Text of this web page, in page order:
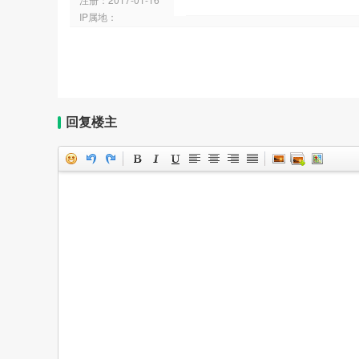
IP属地：
回复楼主